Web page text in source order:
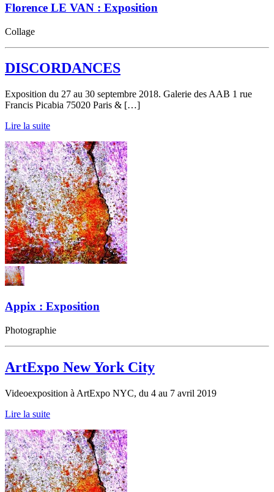
Florence LE VAN : Exposition
Collage
DISCORDANCES
Exposition du 27 au 30 septembre 2018. Galerie des AAB 1 rue
Francis Picabia 75020 Paris & […]
Lire la suite
Appix : Exposition
Photographie
ArtExpo New York City
Videoexposition à ArtExpo NYC, du 4 au 7 avril 2019
Lire la suite